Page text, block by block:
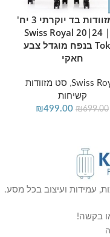
טרולי טלסקופית; גלגלי
מובנה לרוכסן.
חזרה מהטיול. השילוב
תואמים באותו גימור,
לצאת לנסיעה עם כמה
סט מזוודות בד יוקרתי 3 יח'
28| 24|20 Swiss Royal
Tokyo בנפח מוגדל צבע
חאקי
Swiss
, סט מזוודות
קשיחות
₪699.00
₪499.00
עמידות ועיצוב בכל מסע.
בקשה!